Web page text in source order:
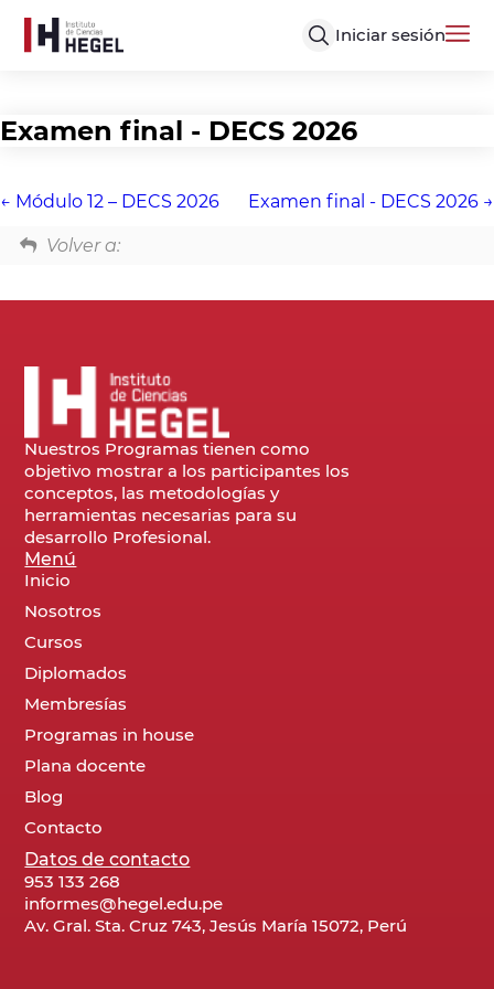
Iniciar sesión
Examen final - DECS 2026
Módulo 12 – DECS 2026 Examen final - DECS 2026
Volver a:
Nuestros Programas tienen como
objetivo mostrar a los participantes los
conceptos, las metodologías y
herramientas necesarias para su
desarrollo Profesional.
Menú
Inicio
Nosotros
Cursos
Diplomados
Membresías
Programas in house
Plana docente
Blog
Contacto
Datos de contacto
953 133 268
informes@hegel.edu.pe
Av. Gral. Sta. Cruz 743, Jesús María 15072, Perú